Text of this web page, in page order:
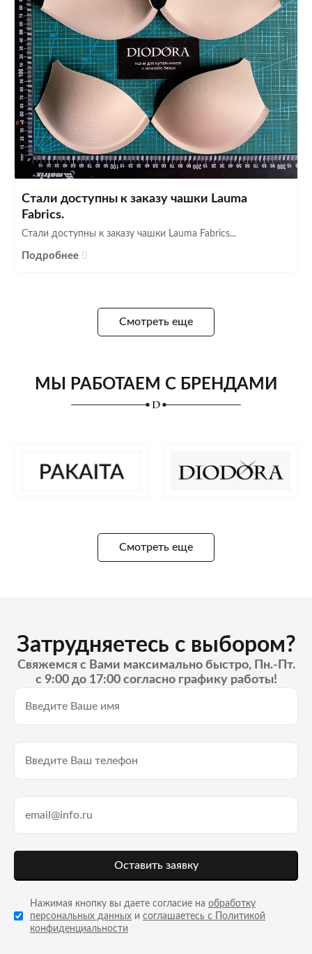
Стали доступны к заказу чашки Lauma
Fabrics.
Стали доступны к заказу чашки Lauma Fabrics...
Подробнее
Смотреть еще
МЫ РАБОТАЕМ С БРЕНДАМИ
Смотреть еще
Затрудняетесь с выбором?
Свяжемся с Вами максимально быстро, Пн.-Пт.
с 9:00 до 17:00 согласно графику работы!
Оставить заявку
Нажимая кнопку вы даете согласие на обработку
персональных данных и соглашаетесь с Политикой
конфиденциальности